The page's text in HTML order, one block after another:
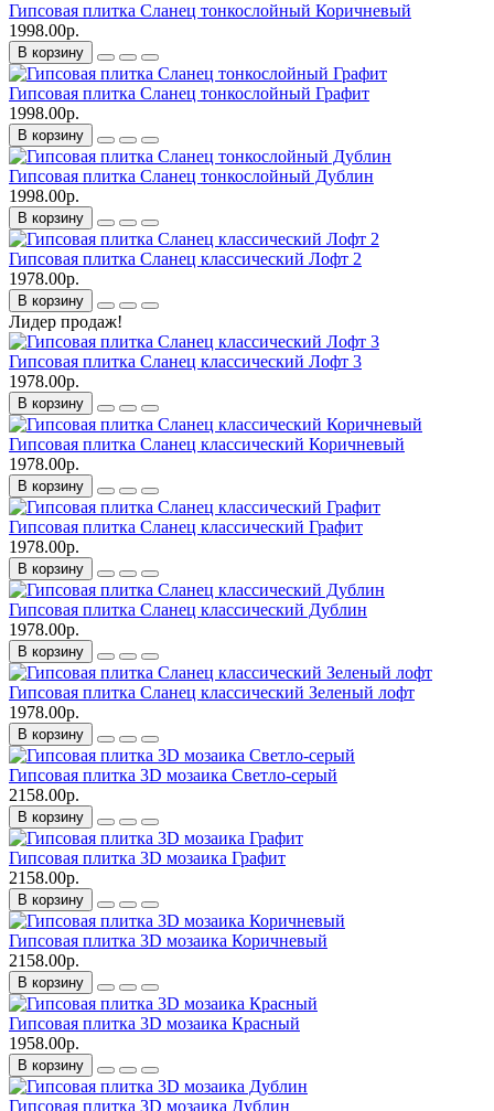
Гипсовая плитка Сланец тонкослойный Коричневый
1998.00р.
В корзину
Гипсовая плитка Сланец тонкослойный Графит
1998.00р.
В корзину
Гипсовая плитка Сланец тонкослойный Дублин
1998.00р.
В корзину
Гипсовая плитка Сланец классический Лофт 2
1978.00р.
В корзину
Лидер продаж!
Гипсовая плитка Сланец классический Лофт 3
1978.00р.
В корзину
Гипсовая плитка Сланец классический Коричневый
1978.00р.
В корзину
Гипсовая плитка Сланец классический Графит
1978.00р.
В корзину
Гипсовая плитка Сланец классический Дублин
1978.00р.
В корзину
Гипсовая плитка Сланец классический Зеленый лофт
1978.00р.
В корзину
Гипсовая плитка 3D мозаика Светло-серый
2158.00р.
В корзину
Гипсовая плитка 3D мозаика Графит
2158.00р.
В корзину
Гипсовая плитка 3D мозаика Коричневый
2158.00р.
В корзину
Гипсовая плитка 3D мозаика Красный
1958.00р.
В корзину
Гипсовая плитка 3D мозаика Дублин